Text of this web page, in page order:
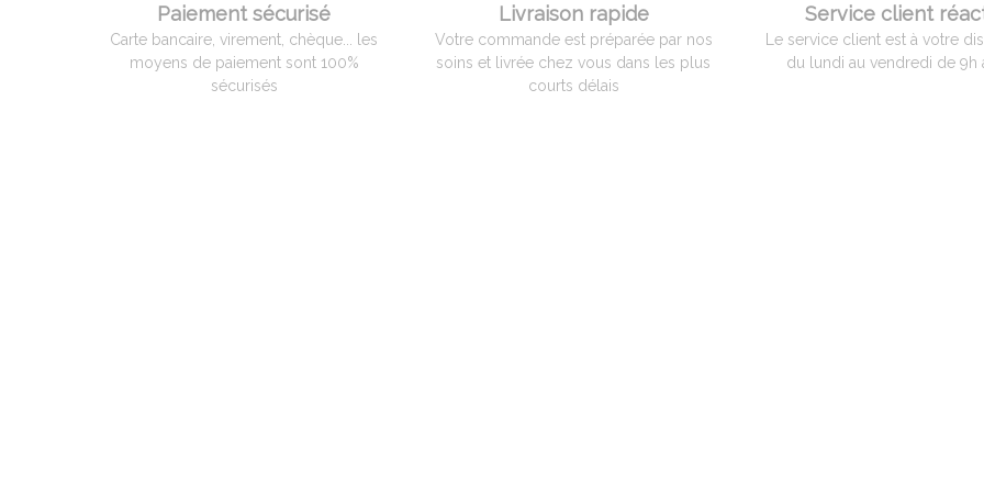
Paiement sécurisé
Carte bancaire, virement, chèque... les
moyens de paiement sont 100%
sécurisés
Livraison rapide
Votre commande est préparée par nos
soins et livrée chez vous dans les plus
courts délais
Service client
Le service client est à votre
du lundi au vendredi de 9h